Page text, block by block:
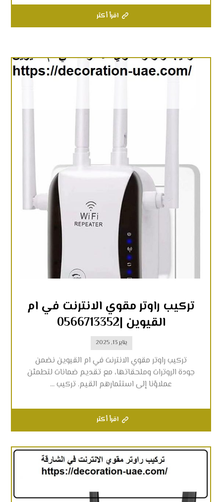
اقرأ أكثر
تركيب راوتر مقوي الانترنت في ام
القيوين |0566713352
يناير 13, 2025
تركيب راوتر مقوي الانترنت في ام القيوين نضمن
جودة الروترات وملحقاتها، مع تقديم ضمانات لتطمئن
عملاؤنا إلى استثمارهم القيم. تركيب ...
اقرأ أكثر